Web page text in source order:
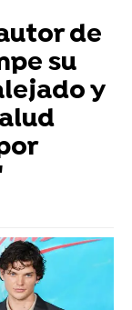
de
su
y